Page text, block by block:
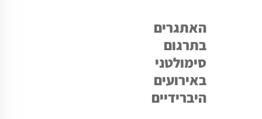
האתגרים
בתרגום
סימולטני
באירועים
היברידיים